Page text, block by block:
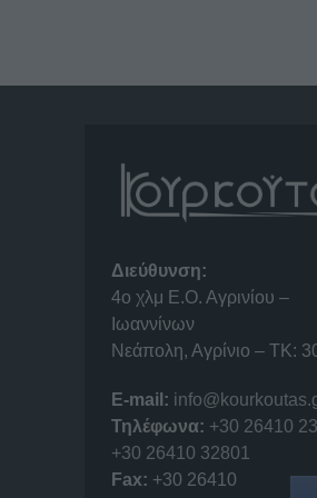
Διεύθυνση:
4o χλμ Ε.Ο. Αγρινίου –
Ιωαννίνων
Νεάπολη, Αγρίνιο – ΤΚ:
E-mail:
Τηλέφωνα: +30 26410
+30 26410 32801
Fax: +30 26410